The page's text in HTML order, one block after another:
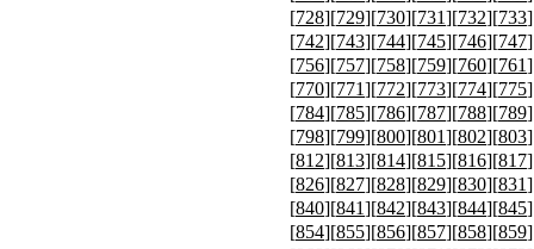
[728][729][730][731][732][733
[742][743][744][745][746][747
[756][757][758][759][760][761
[770][771][772][773][774][775
[784][785][786][787][788][789
[798][799][800][801][802][803
[812][813][814][815][816][817
[826][827][828][829][830][831
[840][841][842][843][844][845
[854][855][856][857][858][859